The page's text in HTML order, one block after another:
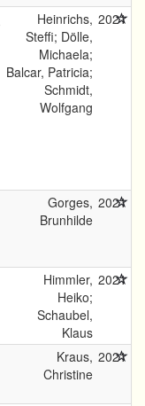
Heinrichs,
Steffi; Dölle,
Michaela;
Balcar, Patricia;
Schmidt,
Wolfgang
2021
Gorges,
Brunhilde
2021
Himmler,
Heiko;
Schaubel,
Klaus
2021
Kraus,
Christine
2021